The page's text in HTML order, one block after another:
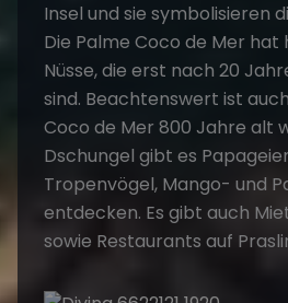
Insel und sie symbolisieren
Die Palme Coco de Mer
Nüsse, die erst nach 20
sind. Beachtenswert ist
Coco de Mer 800 Jahre alt
Dschungel gibt es
Tropenvögel, Mango- und
entdecken. Es gibt auch
sowie Restaurants auf